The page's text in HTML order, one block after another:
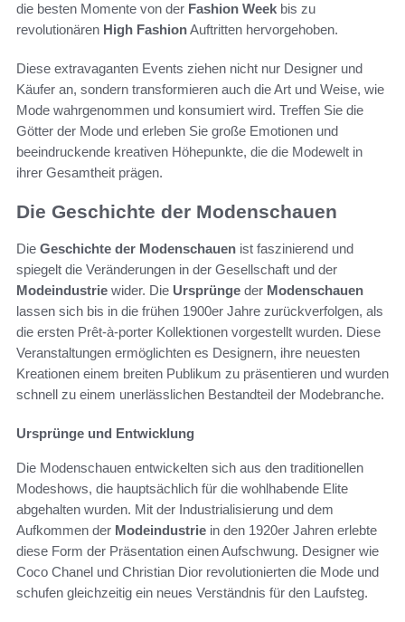
die besten Momente von der Fashion Week bis zu
revolutionären High FashionAuftritten hervorgehoben.
Diese extravaganten Events ziehen nicht nur Designer und
Käufer an, sondern transformieren auch die Art und Weise, wie
Mode wahrgenommen und konsumiert wird. Treffen Sie die
Götter der Mode und erleben Sie große Emotionen und
beeindruckende kreativen Höhepunkte, die die Modewelt in
ihrer Gesamtheit prägen.
Die Geschichte der Modenschauen
Die Geschichte der Modenschauen ist faszinierend und
spiegelt die Veränderungen in der Gesellschaft und der
Modeindustrie wider. Die Ursprünge der Modenschauen
lassen sich bis in die frühen 1900er Jahre zurückverfolgen, als
die ersten Prêt-à-porter Kollektionen vorgestellt wurden. Diese
Veranstaltungen ermöglichten es Designern, ihre neuesten
Kreationen einem breiten Publikum zu präsentieren und wurden
schnell zu einem unerlässlichen Bestandteil der Modebranche.
Ursprünge und Entwicklung
Die Modenschauen entwickelten sich aus den traditionellen
Modeshows, die hauptsächlich für die wohlhabende Elite
abgehalten wurden. Mit der Industrialisierung und dem
Aufkommen der Modeindustrie in den 1920er Jahren erlebte
diese Form der Präsentation einen Aufschwung. Designer wie
Coco Chanel und Christian Dior revolutionierten die Mode und
schufen gleichzeitig ein neues Verständnis für den Laufsteg.